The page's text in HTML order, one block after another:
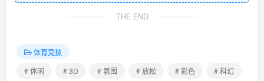
THE END
体育竞技
# 休闲
# 3D # 氛围 # 放松 # 彩色
# 科幻